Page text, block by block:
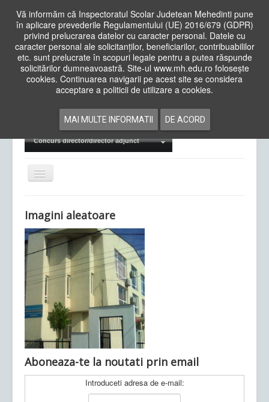
Vă informăm că Inspectoratul Scolar Judetean Mehedinti pune
în aplicare prevederile Regulamentului (UE) 2016/679 (GDPR)
privind prelucrarea datelor cu caracter personal. Datele cu
caracter personal ale solicitanților, beneficiarilor, contribuabililor
etc. sunt prelucrate în scopuri legale pentru a putea răspunde
solicitărilor dumneavoastră. Site-ul www.mh.edu.ro folosește
cookies. Continuarea navigarii pe acest site se considera
acceptare a politicii de utilizare a cookies.
MAI MULTE INFORMATII DE ACORD
Cauta
in
siteAcasa Cadre Didactice
Examene Naționale
Concurs director/director adjunct
Comută
navigarea
Ultimele articole: Vi, 04.11.2022 -
Județean Mehedinți
Imagini aleatoare
Aboneaza-te la noutati prin email
Introduceti adresa de e-mail: